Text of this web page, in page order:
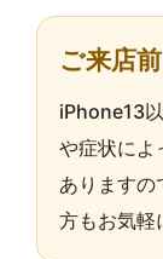
ご来店
iPhone13
や症状によ
ありますの
方もお気軽